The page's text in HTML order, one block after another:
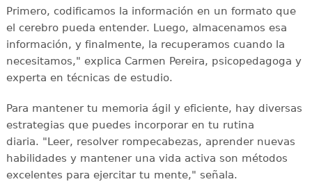
Primero, codificamos la información en un formato que
el cerebro pueda entender. Luego, almacenamos esa
información, y finalmente, la recuperamos cuando la
necesitamos," explica Carmen Pereira, psicopedagoga y
experta en técnicas de estudio.
Para mantener tu memoria ágil y eficiente, hay diversas
estrategias que puedes incorporar en tu rutina
diaria. "Leer, resolver rompecabezas, aprender nuevas
habilidades y mantener una vida activa son métodos
excelentes para ejercitar tu mente," señala.